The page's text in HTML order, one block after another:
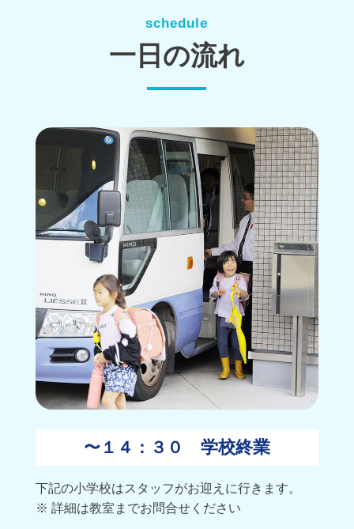
schedule
一日の流れ
〜１４：３０ 学校終業
下記の小学校はスタッフがお迎えに行きます。
※ 詳細は教室までお問合せください